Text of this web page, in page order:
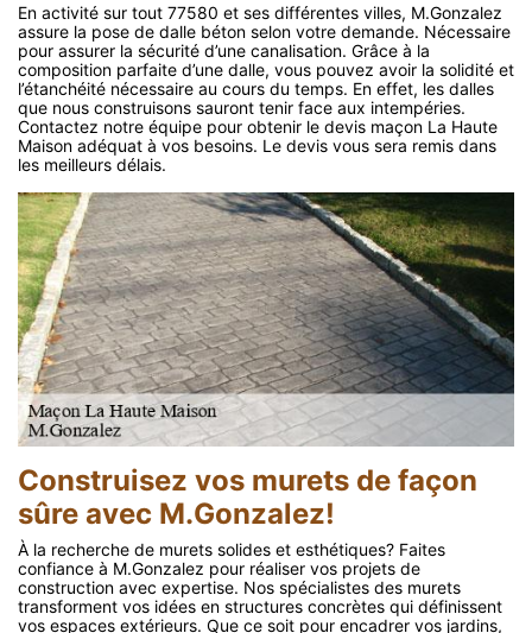
En activité sur tout 77580 et ses différentes villes, M.Gonzalez
assure la pose de dalle béton selon votre demande. Nécessaire
pour assurer la sécurité d’une canalisation. Grâce à la
composition parfaite d’une dalle, vous pouvez avoir la solidité et
l’étanchéité nécessaire au cours du temps. En effet, les dalles
que nous construisons sauront tenir face aux intempéries.
Contactez notre équipe pour obtenir le devis maçon La Haute
Maison adéquat à vos besoins. Le devis vous sera remis dans
les meilleurs délais.
Construisez vos murets de façon
sûre avec M.Gonzalez!
À la recherche de murets solides et esthétiques? Faites
confiance à M.Gonzalez pour réaliser vos projets de
construction avec expertise. Nos spécialistes des murets
transforment vos idées en structures concrètes qui définissent
vos espaces extérieurs. Que ce soit pour encadrer vos jardins,